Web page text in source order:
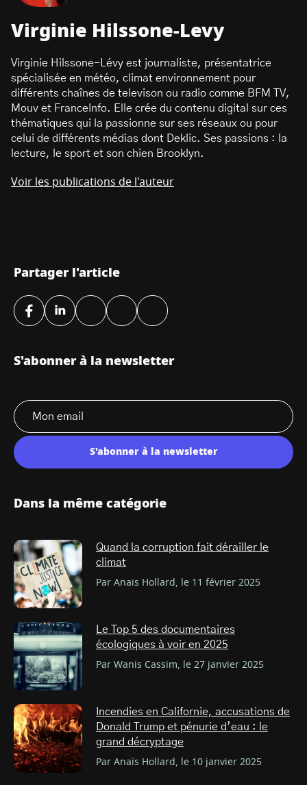
Virginie Hilssone-Levy
Virginie Hilssone-Lévy est journaliste, présentatrice
spécialisée en météo, climat environnement pour
différents chaînes de televison ou radio comme BFM TV,
Mouv et FranceInfo. Elle crée du contenu digital sur ces
thématiques qui la passionne sur ses réseaux ou pour
celui de différents médias dont Deklic. Ses passions : la
lecture, le sport et son chien Brooklyn.
Voir les publications de l'auteur
Partager l'article
S'abonner à la newsletter
S'abonner à la newsletter
Dans la même catégorie
Quand la corruption fait dérailler le
climat
Par Anaïs Hollard, le 11 février 2025
Le Top 5 des documentaires
écologiques à voir en 2025
Par Wanis Cassim, le 27 janvier 2025
Incendies en Californie, accusations de
Donald Trump et pénurie d’eau : le
grand décryptage
Par Anaïs Hollard, le 10 janvier 2025